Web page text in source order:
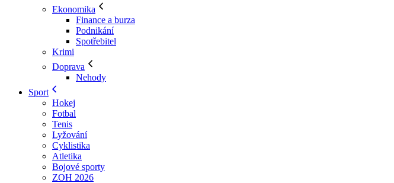
Ekonomika
Finance a burza
Podnikání
Spotřebitel
Krimi
Doprava
Nehody
Sport
Hokej
Fotbal
Tenis
Lyžování
Cyklistika
Atletika
Bojové sporty
ZOH 2026